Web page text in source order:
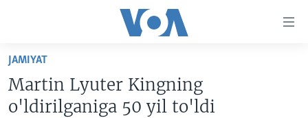
Boshiga
Qidiruvga
o'ting
AMERIKA
JAMIYAT
Martin Lyuter Kingning
o'ldirilganiga 50 yil to'ldi